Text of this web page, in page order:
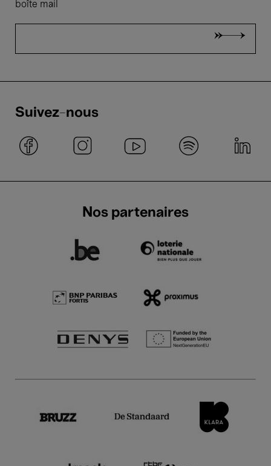
boîte mail
Suivez-nous
Nos partenaires